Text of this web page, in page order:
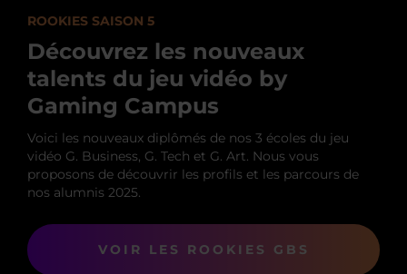
ROOKIES SAISON 5
Découvrez les nouveaux
talents du jeu vidéo by
Gaming Campus
Voici les nouveaux diplômés de nos 3 écoles du jeu
vidéo G. Business, G. Tech et G. Art. Nous vous
proposons de découvrir les profils et les parcours de
nos alumnis 2025.
VOIR LES ROOKIES GBS